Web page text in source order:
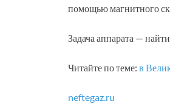
помощью магнитного
Задача аппарата —
Читайте по теме: в
neftegaz.ru